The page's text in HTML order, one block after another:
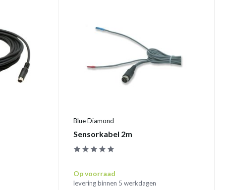
Blue Diamond
Sensorkabel 2m
Op voorraad
levering binnen 5 werkdagen